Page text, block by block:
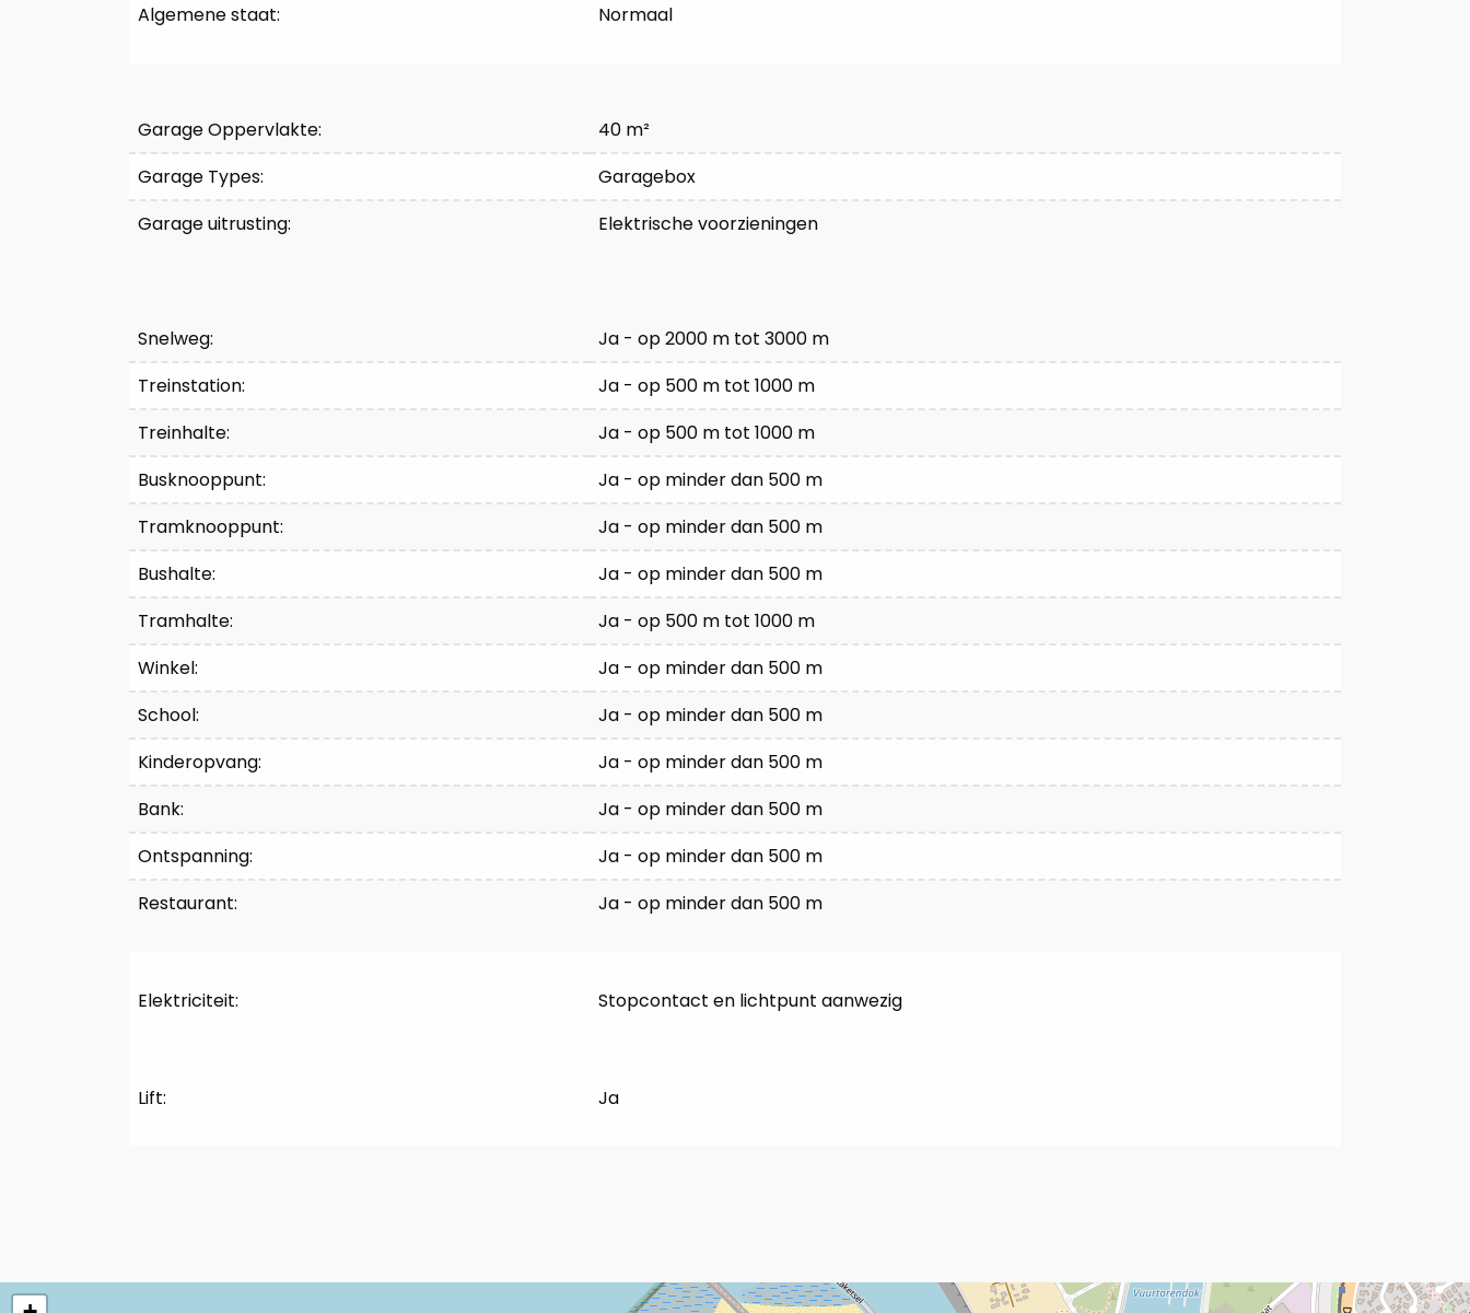
Algemene staat: Normaal
Indeling
Garage Oppervlakte:
40 m²
Garage Types:
Garagebox
Garage uitrusting:
Elektrische voorzieningen
Comfort
Snelweg:
Ja - op 2000 m tot 3000 m
Treinstation:
Ja - op 500 m tot 1000 m
Treinhalte:
Ja - op 500 m tot 1000 m
Busknooppunt:
Ja - op minder dan 500 m
Tramknooppunt:
Ja - op minder dan 500 m
Bushalte:
Ja - op minder dan 500 m
Tramhalte:
Ja - op 500 m tot 1000 m
Winkel:
Ja - op minder dan 500 m
School:
Ja - op minder dan 500 m
Kinderopvang:
Ja - op minder dan 500 m
Bank:
Ja - op minder dan 500 m
Ontspanning:
Ja - op minder dan 500 m
Restaurant:
Ja - op minder dan 500 m
Elektriciteit: Stopcontact en lichtpunt aanwezig
Lift: Ja